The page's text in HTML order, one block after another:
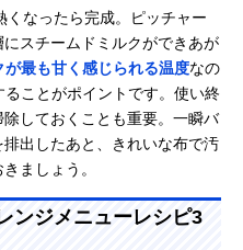
なったら完成。ピッチャー
スチームドミルクができあが
が最も甘く感じられる温度なの
ことがポイントです。使い終
しておくことも重要。一瞬バ
出したあと、きれいな布で汚
ましょう。
ンジメニューレシピ3